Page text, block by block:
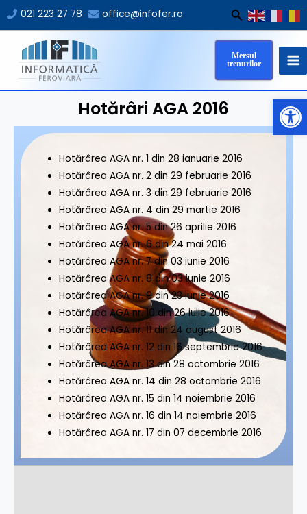
Skip
content
021 223 27 78 office@infofer.ro Search
Mersul
trenurilor
Hotărâri AGA 2016
Hotărârea AGA nr. 1 din 28 ianuarie 2016
Hotărârea AGA nr. 2 din 29 februarie 2016
Hotărârea AGA nr. 3 din 29 februarie 2016
Hotărârea AGA nr. 4 din 29 martie 2016
Hotărârea AGA nr. 5 din 26 aprilie 2016
Hotărârea AGA nr. 6 din 24 mai 2016
Hotărârea AGA nr. 7 din 03 iunie 2016
Hotărârea AGA nr. 8 din 03 iunie 2016
Hotărârea AGA nr. 9 din 23 iunie 2016
Hotărârea AGA nr. 10 din 26 iulie 2016
Hotărârea AGA nr. 11 din 24 august 2016
Hotărârea AGA nr. 12 din 16 septembrie 2016
Hotărârea AGA nr. 13 din 28 octombrie 2016
Hotărârea AGA nr. 14 din 28 octombrie 2016
Hotărârea AGA nr. 15 din 14 noiembrie 2016
Hotărârea AGA nr. 16 din 14 noiembrie 2016
Hotărârea AGA nr. 17 din 07 decembrie 2016